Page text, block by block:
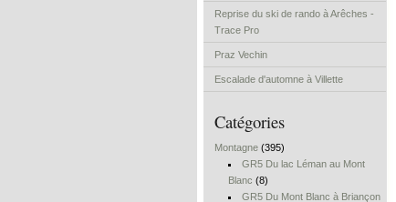
Reprise du ski de rando à Arêches -
Trace Pro
Praz Vechin
Escalade d'automne à Villette
Catégories
Montagne (395)
GR5 Du lac Léman au Mont
Blanc (8)
GR5 Du Mont Blanc à Briançon